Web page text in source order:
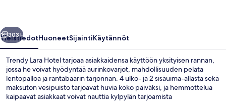
Seuraava
303+
YleistiedotHuoneetSijaintiKäytännöt
Trendy Lara Hotel tarjoaa asiakkaidensa käyttöön yksityisen rannan,
jossa he voivat hyödyntää aurinkovarjot, mahdollisuuden pelata
lentopalloa ja rantabaarin tarjonnan. 4 ulko- ja 2 sisäuima-allasta sekä
maksuton vesipuisto tarjoavat huvia koko päiväksi, ja hemmottelua
kaipaavat asiakkaat voivat nauttia kylpylän tarjoamista